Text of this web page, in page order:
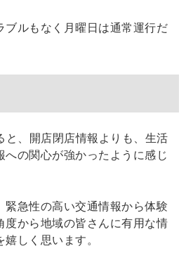
ブルもなく月曜日は通常運行だ
と、開店閉店情報よりも、生活
への関心が強かったように感じ
緊急性の高い交通情報から体験
度から地域の皆さんに有用な情
しく思います。